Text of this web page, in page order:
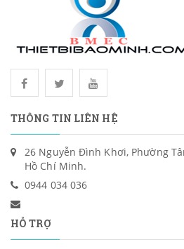
THÔNG TIN LIÊN HỆ
26 Nguyễn Đình Khơi, Phường
Hồ Chí Minh.
0944 034 036
HỖ TRỢ